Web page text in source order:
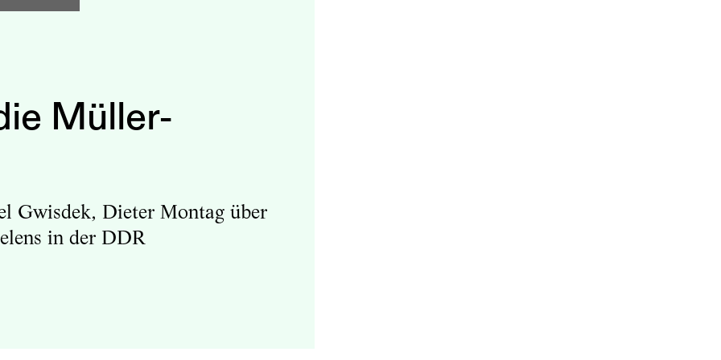
Müller-
Gwisdek, Dieter Montag über
in der DDR